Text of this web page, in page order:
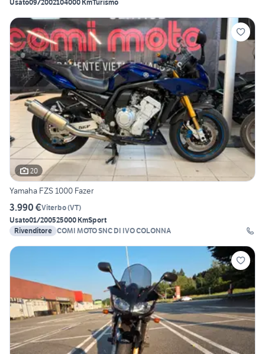
Usato09/2002104000 KmTurismo
20
Yamaha FZS 1000 Fazer
3.990 €Viterbo(VT)
Usato01/200525000 KmSport
Rivenditore COMI MOTO SNC DI IVO COLONNA